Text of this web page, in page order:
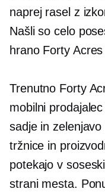
naprej rasel z
Našli so celo
hrano Forty
Trenutno Forty
mobilni
sadje in
tržnice in
potekajo v
strani mesta.